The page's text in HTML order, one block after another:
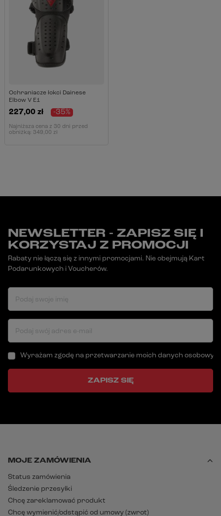
Ochraniacze łokci Dainese
Elbow V E1
227,00 zł -35%
Najniższa cena z 30 dni przed
obniżką: 349,00 zł
NEWSLETTER - ZAPISZ SIĘ I
KORZYSTAJ Z PROMOCJI
Rabaty nie łączą się z innymi promocjami. Nie obejmują Kart
Podarunkowych i Voucherów.
Podaj swoje imię
Podaj swój adres e-mail
Wyrażam zgodę na przetwarzanie moich danych
ZAPISZ SIĘ
MOJE ZAMÓWIENIA
Status zamówienia
Śledzenie przesyłki
Chcę zareklamować produkt
Chcę wymienić/odstąpić od umowy (zwrot)